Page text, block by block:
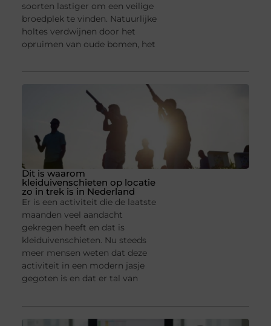
soorten lastiger om een veilige
broedplek te vinden. Natuurlijke
holtes verdwijnen door het
opruimen van oude bomen, het
Dit is waarom
kleiduivenschieten op locatie
zo in trek is in Nederland
Er is een activiteit die de laatste
maanden veel aandacht
gekregen heeft en dat is
kleiduivenschieten. Nu steeds
meer mensen weten dat deze
activiteit in een modern jasje
gegoten is en dat er tal van